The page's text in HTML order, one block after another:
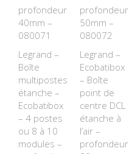
profondeur
40mm –
080071
Legrand –
Boîte
multipostes
étanche –
Ecobatibox
– 4 postes
ou 8 à 10
modules –
profondeur
50mm –
080072
Legrand –
Ecobatibox
– Boîte
point de
centre DCL
étanche à
l’air –
profondeur